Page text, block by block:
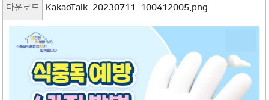
다운로드 KakaoTalk_20230711_100412005.png